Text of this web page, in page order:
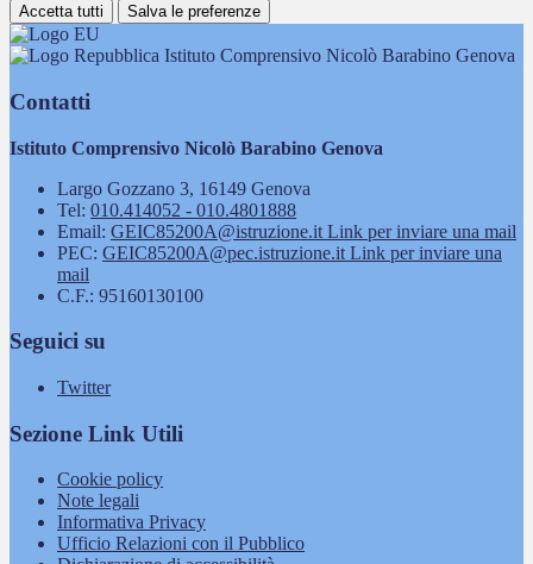
Accetta tutti Salva le preferenze
Istituto Comprensivo Nicolò Barabino Genova
Contatti
Istituto Comprensivo Nicolò Barabino Genova
Largo Gozzano 3, 16149 Genova
Tel: 010.414052 - 010.4801888
Email: GEIC85200A@istruzione.it Link per inviare una mail
PEC: GEIC85200A@pec.istruzione.it Link per inviare una
mail
C.F.: 95160130100
Seguici su
Twitter
Sezione Link Utili
Cookie policy
Note legali
Informativa Privacy
Ufficio Relazioni con il Pubblico